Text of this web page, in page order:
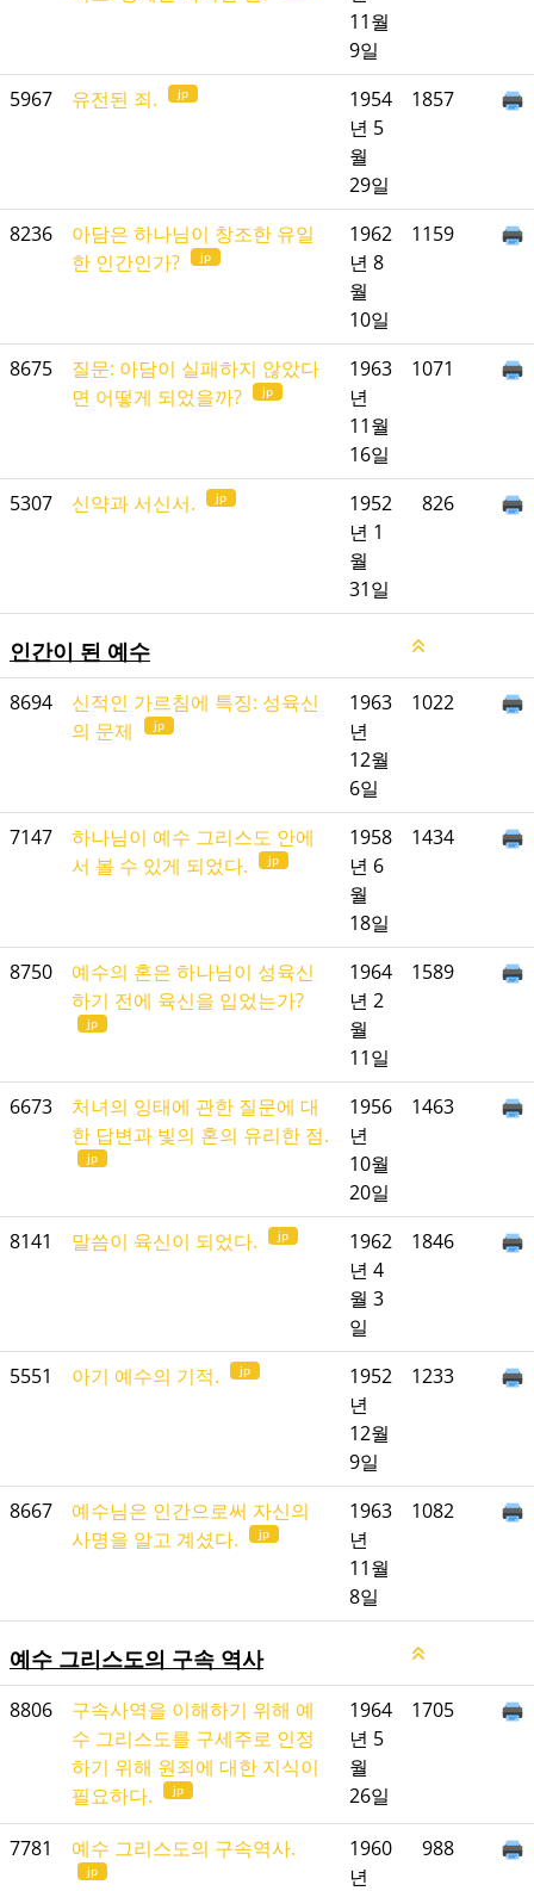
11월
9일
5967 유전된 죄. jp
1954
년 5
월
29일
1857
8236
아담은 하나님이 창조한 유일
한 인간인가?
jp
1962
년 8
월
10일
1159
8675
질문: 아담이 실패하지 않았다
면 어떻게 되었을까?
jp
1963
년
11월
16일
1071
5307 신약과 서신서. jp
1952
년 1
월
31일
826
인간이 된 예수
8694
신적인 가르침에 특징: 성육신
의 문제
jp
1963
년
12월
6일
1022
7147
하나님이 예수 그리스도 안에
서 볼 수 있게 되었다.
jp
1958
년 6
월
18일
1434
8750
예수의 혼은 하나님이 성육신
하기 전에 육신을 입었는가?
jp
1964
년 2
월
11일
1589
6673
처녀의 잉태에 관한 질문에 대
한 답변과 빛의 혼의 유리한 점.
jp
1956
년
10월
20일
1463
8141 말씀이 육신이 되었다. jp
1962
년 4
월 3
일
1846
5551 아기 예수의 기적. jp
1952
년
12월
9일
1233
8667
예수님은 인간으로써 자신의
사명을 알고 계셨다.
jp
1963
년
11월
8일
1082
예수 그리스도의 구속 역사
8806
구속사역을 이해하기 위해 예
수 그리스도를 구세주로 인정
하기 위해 원죄에 대한 지식이
필요하다.
jp
1964
년 5
월
26일
1705
7781 예수 그리스도의 구속역사.
jp
1960
년
988